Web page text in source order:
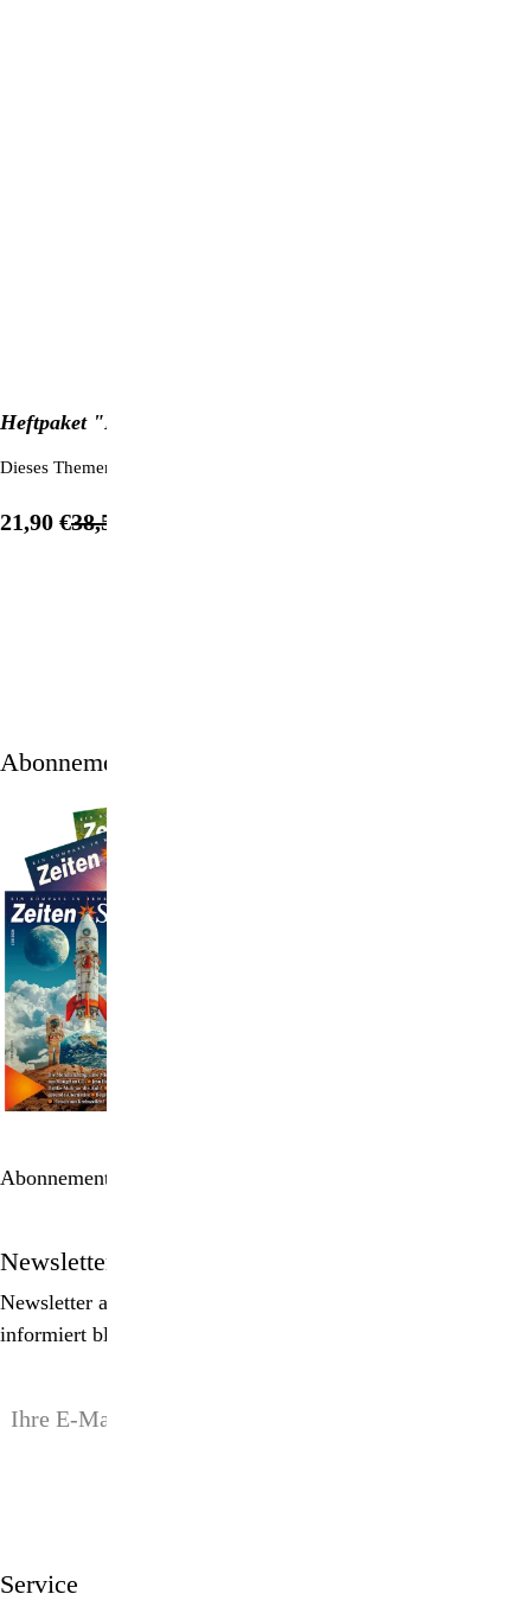
Heftpaket "Engel"
Dieses Themenpaket beinhaltet 7 Ausgaben, die sich unter anderem
21,90 €38,50 €
Abonnement
Abonnement bestellen
Newsletter
Newsletter abonnieren, Spezialangebote erhalten und
informiert bleiben!
Service